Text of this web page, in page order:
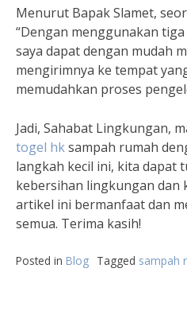
Menurut Bapak Slamet,
“Dengan menggunakan
saya dapat dengan mudah
mengirimnya ke tempat
memudahkan proses
Jadi, Sahabat Lingkungan,
togel hksampah rumah
langkah kecil ini, kita dapat
kebersihan lingkungan dan
artikel ini bermanfaat dan
semua. Terima kasih!
Posted in Blog Tagged sampah